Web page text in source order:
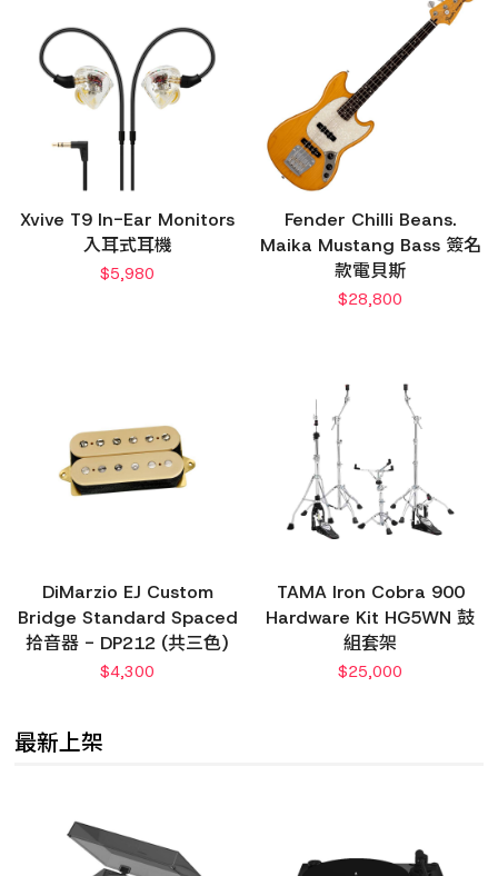
Xvive T9 In-Ear Monitors
入耳式耳機
$5,980
Fender Chilli Beans.
Maika Mustang Bass 簽名
款電貝斯
$28,800
DiMarzio EJ Custom
Bridge Standard Spaced
拾音器 - DP212 (共三色)
$4,300
TAMA Iron Cobra 900
Hardware Kit HG5WN 鼓
組套架
$25,000
最新上架